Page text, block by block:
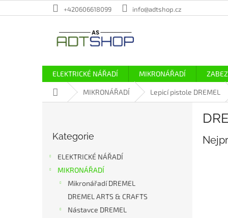
na
+420606618099 info@adtshop.cz
ELEKTRICKÉ NÁŘADÍ MIKRONÁŘADÍ
Domů MIKRONÁŘADÍ Lepicí pistole DREMEL
kategorie
Kategorie
ELEKTRICKÉ NÁŘADÍ
MIKRONÁŘADÍ
Mikronářadí DREMEL
DREMEL ARTS & CRAFTS
Nástavce DREMEL